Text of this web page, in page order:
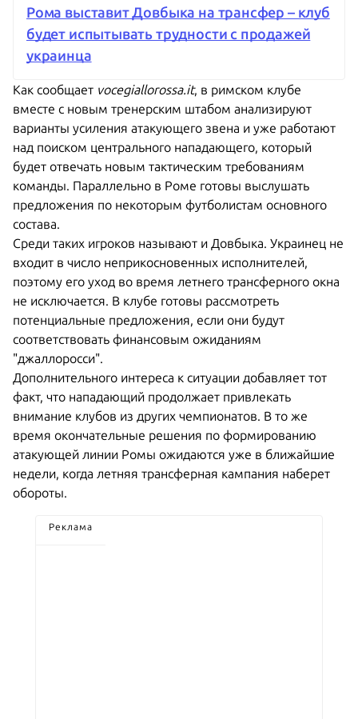
Рома выставит Довбыка на трансфер – клуб
будет испытывать трудности с продажей
украинца
Как сообщает vocegiallorossa.it, в римском клубе
вместе с новым тренерским штабом анализируют
варианты усиления атакующего звена и уже работают
над поиском центрального нападающего, который
будет отвечать новым тактическим требованиям
команды. Параллельно в Роме готовы выслушать
предложения по некоторым футболистам основного
состава.
Среди таких игроков называют и Довбыка. Украинец не
входит в число неприкосновенных исполнителей,
поэтому его уход во время летнего трансферного окна
не исключается. В клубе готовы рассмотреть
потенциальные предложения, если они будут
соответствовать финансовым ожиданиям
"джаллоросси".
Дополнительного интереса к ситуации добавляет тот
факт, что нападающий продолжает привлекать
внимание клубов из других чемпионатов. В то же
время окончательные решения по формированию
атакующей линии Ромы ожидаются уже в ближайшие
недели, когда летняя трансферная кампания наберет
обороты.
Реклама